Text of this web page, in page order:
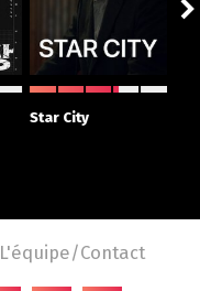
Star City
L'équipe/Contact